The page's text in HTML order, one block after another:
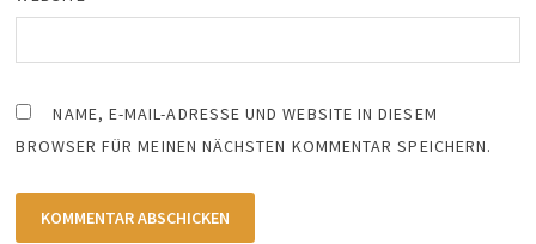
NAME, E-MAIL-ADRESSE UND WEBSITE IN DIESEM
BROWSER FÜR MEINEN NÄCHSTEN KOMMENTAR SPEICHERN.